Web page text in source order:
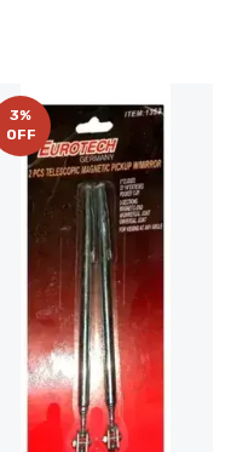
3%
OFF